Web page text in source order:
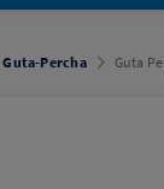
Guta-Percha Guta